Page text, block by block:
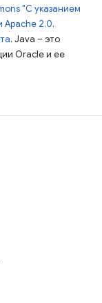
"С указанием
Apache 2.0.
. Java – это
Oracle и ее